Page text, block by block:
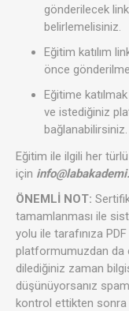
gönderilecek
belirlemelisiniz.
Eğitim katılım
önce
Eğitime
ve istediğiniz
bağlanabilirsiniz.
Eğitim ile ilgili her
için
ÖNEMLİ NOT:
tamamlanması ile
yolu ile tarafınıza
platformumuzdan da
dilediğiniz zaman
düşünüyorsanız
kontrol ettikten sonra